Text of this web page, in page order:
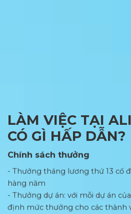
LÀM VIỆC TẠI
CÓ GÌ HẤP DẪN?
Chính sách thưởng
- Thưởng tháng lương thứ 13 cố
hàng năm
- Thưởng dự án: với mỗi dự án
định mức thưởng cho các thành